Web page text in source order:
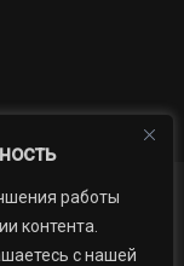
работы
контента.
с нашей